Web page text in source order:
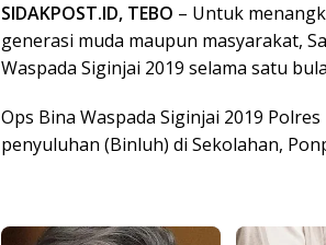
SIDAKPOST.ID, TEBO – Untuk
generasi muda maupun masyarakat,
Waspada Siginjai 2019 selama satu
Ops Bina Waspada Siginjai 2019
penyuluhan (Binluh) di Sekolahan,